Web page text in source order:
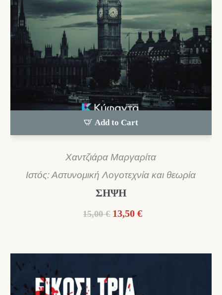
Add to Cart
Χαντζιάρα Μαργαρίτα
Ιστός: Αστυνομική Λογοτεχνία και θεωρία
ΣΗΨΗ
15,00 € Original
15,00 €.
13,50 €Η
είναι: